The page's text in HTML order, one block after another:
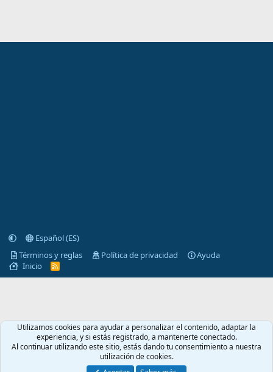
Español (ES)
Términos y reglas
Política de privacidad
Ayuda
Inicio
R
Utilizamos cookies para ayudar a personalizar el contenido, adaptar la
experiencia, y si estás registrado, a mantenerte conectado.
Al continuar utilizando este sitio, estás dando tu consentimiento a nuestra
utilización de cookies.